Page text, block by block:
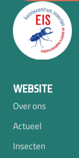
WEBSITE
Over ons
Actueel
Insecten